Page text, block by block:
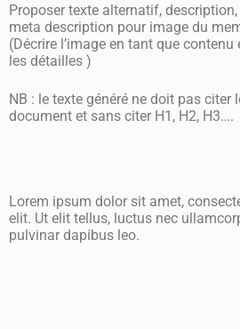
Proposer texte alternatif,
meta description pour image du
(Décrire l’image en tant que
les détailles )
NB : le texte généré ne doit pas citer
document et sans citer H1, H2, H3….
Lorem ipsum dolor sit amet,
elit. Ut elit tellus, luctus nec
pulvinar dapibus leo.